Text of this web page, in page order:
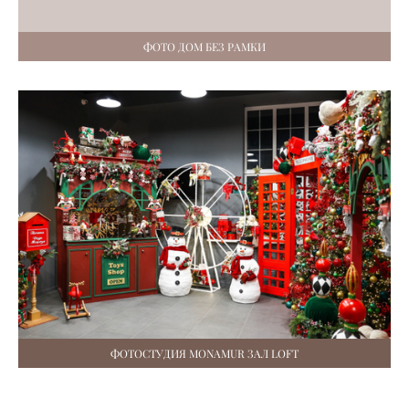
ФОТО ДОМ БЕЗ РАМКИ
ФОТОСТУДИЯ MONAMUR ЗАЛ LOFT